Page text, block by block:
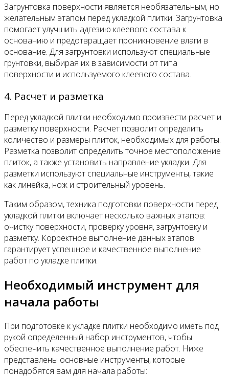
Загрунтовка поверхности является необязательным, но
желательным этапом перед укладкой плитки. Загрунтовка
помогает улучшить адгезию клеевого состава к
основанию и предотвращает проникновение влаги в
основание. Для загрунтовки используют специальные
грунтовки, выбирая их в зависимости от типа
поверхности и используемого клеевого состава.
4. Расчет и разметка
Перед укладкой плитки необходимо произвести расчет и
разметку поверхности. Расчет позволит определить
количество и размеры плиток, необходимых для работы.
Разметка позволит определить точное местоположение
плиток, а также установить направление укладки. Для
разметки используют специальные инструменты, такие
как линейка, нож и строительный уровень.
Таким образом, техника подготовки поверхности перед
укладкой плитки включает несколько важных этапов:
очистку поверхности, проверку уровня, загрунтовку и
разметку. Корректное выполнение данных этапов
гарантирует успешное и качественное выполнение
работ по укладке плитки.
Необходимый инструмент для
начала работы
При подготовке к укладке плитки необходимо иметь под
рукой определенный набор инструментов, чтобы
обеспечить качественное выполнение работ. Ниже
представлены основные инструменты, которые
понадобятся вам для начала работы: